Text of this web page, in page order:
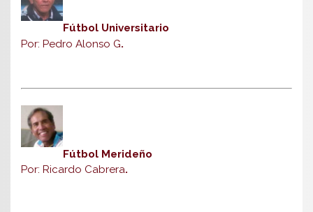
Fútbol Universitario
Por: Pedro Alonso G.
Fútbol Merideño
Por: Ricardo Cabrera.